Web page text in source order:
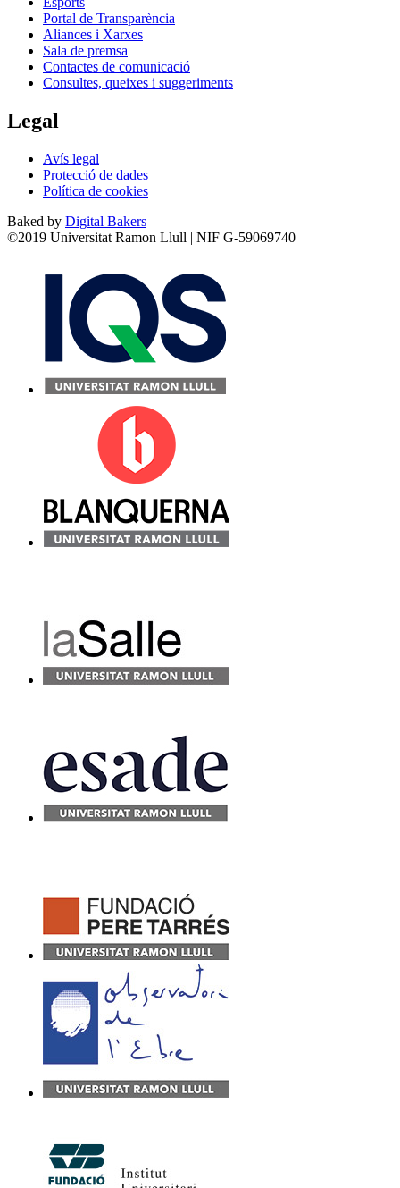
Portal de Transparència
Aliances i Xarxes
Sala de premsa
Contactes de comunicació
Consultes, queixes i suggeriments
Legal
Avís legal
Protecció de dades
Política de cookies
Baked by Digital Bakers
©2019 Universitat Ramon Llull | NIF G-59069740